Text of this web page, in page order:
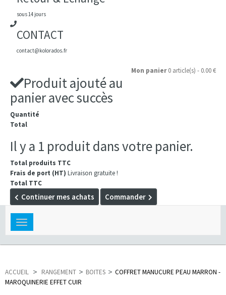
sous 14 jours
CONTACT
contact@kolorados.fr
Mon panier 0 article(s) - 0.00 €
Produit ajouté au
panier avec succès
Quantité
Total
Il y a 1 produit dans votre panier.
Total produits TTC
Frais de port (HT) Livraison gratuite !
Total TTC
Continuer mes achats Commander
Toggle
navigation
ACCUEIL > RANGEMENT > BOITES > COFFRET MANUCURE PEAU MARRON -
MAROQUINERIE EFFET CUIR